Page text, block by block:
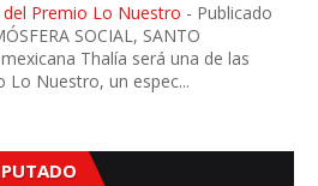
Premio Lo Nuestro - Publicado
SOCIAL, SANTO
Thalía será una de las
Lo Nuestro, un espec...